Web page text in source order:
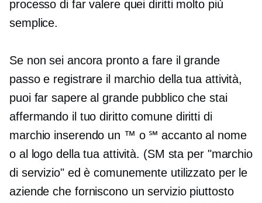
processo di far valere quei diritti molto più
semplice.
Se non sei ancora pronto a fare il grande
passo e registrare il marchio della tua attività,
puoi far sapere al grande pubblico che stai
affermando il tuodiritto comunediritti di
marchio inserendo un ™ o ℠ accanto al nome
o al logo della tua attività. (SM sta per "marchio
di servizio" ed è comunemente utilizzato per le
aziende che forniscono un servizio piuttosto